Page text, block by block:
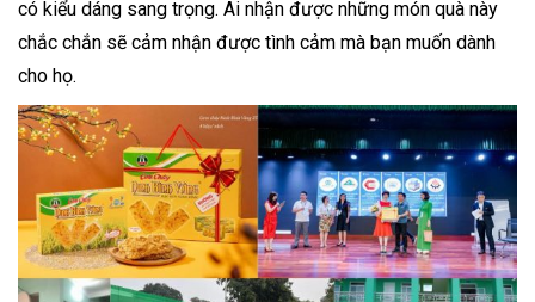
có kiểu dáng sang trọng. Ai nhận được những món quà này
chắc chắn sẽ cảm nhận được tình cảm mà bạn muốn dành
cho họ.